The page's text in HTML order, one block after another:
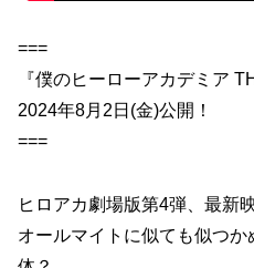
===
『僕のヒーローアカデミア
2024年8月2日(金)公開！
===
ヒロアカ劇場版第4弾、最新
オールマイトに似ても似つ